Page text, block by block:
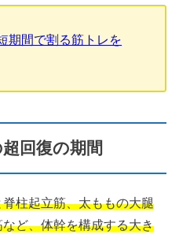
期間で割る筋トレを
回復の期間
柱起立筋、太ももの大腿
ど、体幹を構成する大き